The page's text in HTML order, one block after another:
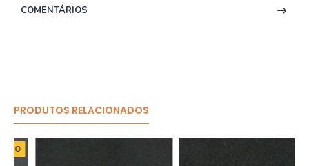
COMENTÁRIOS
PRODUTOS RELACIONADOS